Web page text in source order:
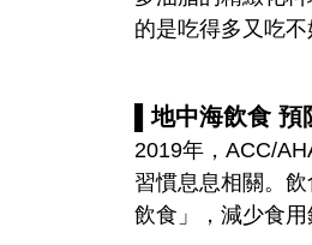
的是吃得多又吃
▌地中海飲食 預
2019年，ACC/
習慣息息相關。
飲食」，減少食用